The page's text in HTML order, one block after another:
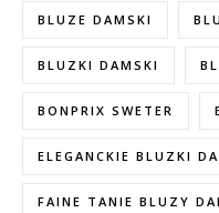
BLUZE DAMSKI
BLUZKI DAMSKI
BONPRIX SWETER
ELEGANCKIE BLUZKI
FAINE TANIE BLUZY